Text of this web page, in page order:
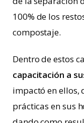
100% de los
compostaje.
Dentro de estos
capacitación a
impactó en ellos,
prácticas en sus